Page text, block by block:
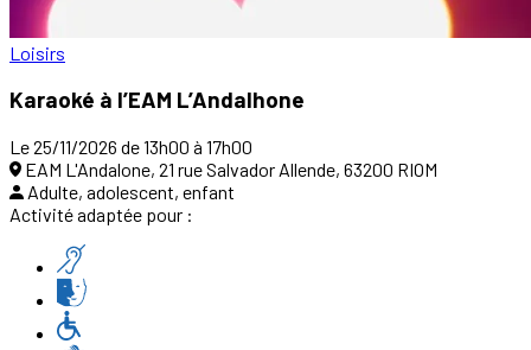
Loisirs
Karaoké à l’EAM L’Andalhone
Le 25/11/2026 de 13h00 à 17h00
EAM L'Andalone, 21 rue Salvador Allende, 63200 RIOM
Adulte, adolescent, enfant
Activité adaptée pour :